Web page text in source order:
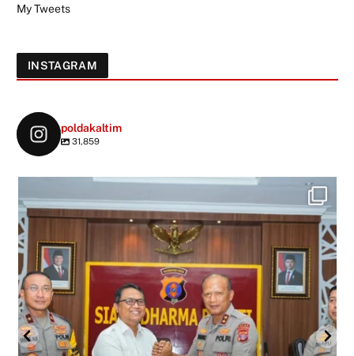
My Tweets
INSTAGRAM
poldakaltim
31,859